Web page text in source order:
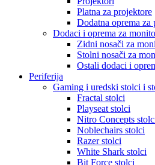
Platna za projektore
Dodatna oprema za
Dodaci i oprema za
Zidni nosači za
Stolni nosači za
Ostali dodaci i
Periferija
Gaming i uredski stolci i
Fractal stolci
Playseat stolci
Nitro Concepts
Noblechairs stolci
Razer stolci
White Shark stolci
Bit Force stolci